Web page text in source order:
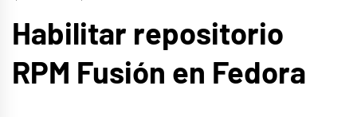
Habilitar repositorio
RPM Fusión en Fedora